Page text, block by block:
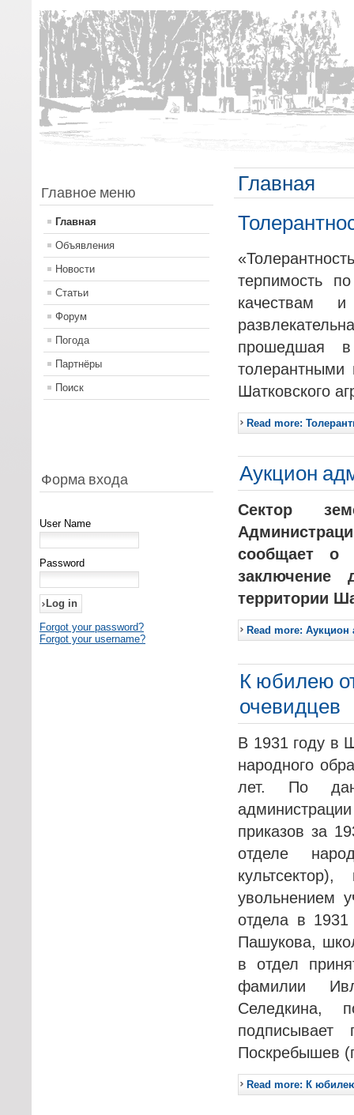
Главное меню
Главная
Объявления
Новости
Статьи
Форум
Погода
Партнёры
Поиск
Форма входа
User Name
Password
Forgot your password?
Forgot your username?
Главная
терпимость
качествам
прошедшая
Шатковского
Read more:
Аукцион
Сектор
сообщает о
заключение
территории
Read more: Аукцион
К юбилею
очевидцев
В 1931 году в
народного
лет. По
приказов за
отделе
увольнением
отдела в
Пашукова,
в отдел
фамилии
Селедкина,
Поскребышев
Read more: К